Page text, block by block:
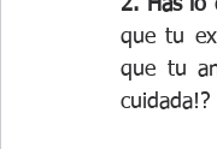
2. Has lo
que tu
que tu